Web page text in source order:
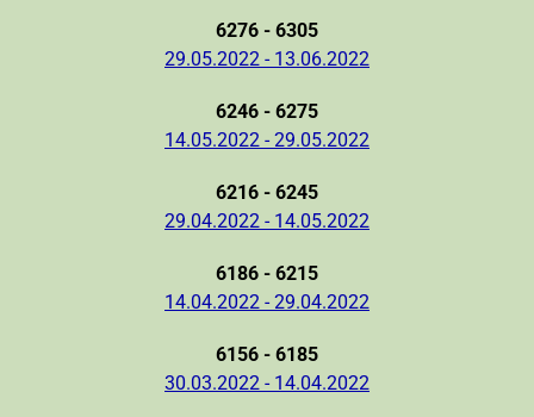
6276 - 6305
29.05.2022 - 13.06.2022
6246 - 6275
14.05.2022 - 29.05.2022
6216 - 6245
29.04.2022 - 14.05.2022
6186 - 6215
14.04.2022 - 29.04.2022
6156 - 6185
30.03.2022 - 14.04.2022